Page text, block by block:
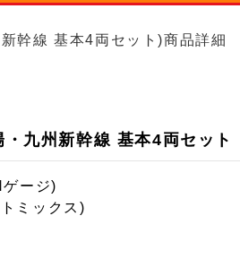
幹線 基本4両セット)商品詳細
九州新幹線 基本4両セット
ゲージ)
ミックス)